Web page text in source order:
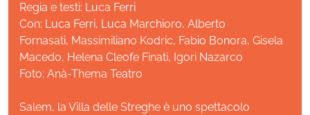
Regia e testi: Luca Ferri
Con: Luca Ferri, Luca Marchioro, Alberto
Fornasati, Massimiliano Kodric, Fabio Bonora, Gisela
Macedo, Helena Cleofe Finati, Igori Nazarco
Foto: Anà-Thema Teatro
Salem, la Villa delle Streghe è uno spettacolo